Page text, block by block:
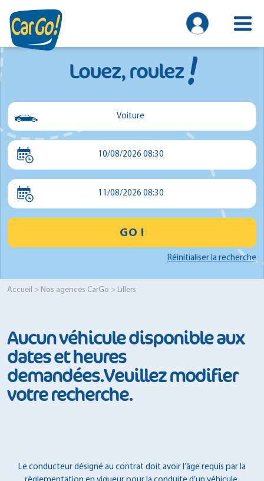
Louez, roulez!
Voiture
Voiture
10/08/2026 08:30
11/08/2026 08:30
GO !
Réinitialiser la recherche
Accueil > Nos agences CarGo > Lillers
Aucun véhicule disponible aux
dates et heures
demandées.Veuillez modifier
votre recherche.
Le conducteur désigné au contrat doit avoir l’âge requis par la